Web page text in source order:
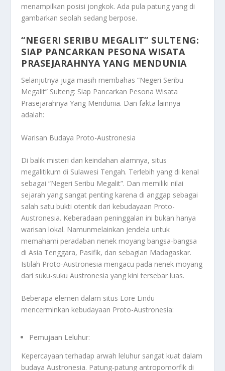
menampilkan posisi jongkok. Ada pula patung yang di
gambarkan seolah sedang berpose.
“NEGERI SERIBU MEGALIT” SULTENG:
SIAP PANCARKAN PESONA WISATA
PRASEJARAHNYA YANG MENDUNIA
Selanjutnya juga masih membahas“Negeri Seribu
Megalit” Sulteng: Siap Pancarkan Pesona Wisata
Prasejarahnya Yang Mendunia. Dan fakta lainnya
adalah:
Warisan Budaya Proto-Austronesia
Di balik misteri dan keindahan alamnya, situs
megalitikum di Sulawesi Tengah. Terlebih yang di kenal
sebagai “Negeri Seribu Megalit”. Dan memiliki nilai
sejarah yang sangat penting karena di anggap sebagai
salah satu bukti otentik dari kebudayaan Proto-
Austronesia. Keberadaan peninggalan ini bukan hanya
warisan lokal. Namunmelainkan jendela untuk
memahami peradaban nenek moyang bangsa-bangsa
di Asia Tenggara, Pasifik, dan sebagian Madagaskar.
Istilah Proto-Austronesia mengacu pada nenek moyang
dari suku-suku Austronesia yang kini tersebar luas.
Beberapa elemen dalam situs Lore Lindu
mencerminkan kebudayaan Proto-Austronesia:
Pemujaan Leluhur:
Kepercayaan terhadap arwah leluhur sangat kuat dalam
budaya Austronesia. Patung-patung antropomorfik di